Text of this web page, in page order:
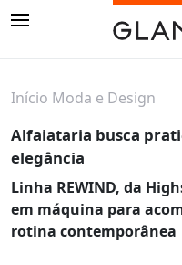
Início Moda e Design
Alfaiataria busca
elegância
Linha REWIND, da
em máquina para
rotina contemporânea